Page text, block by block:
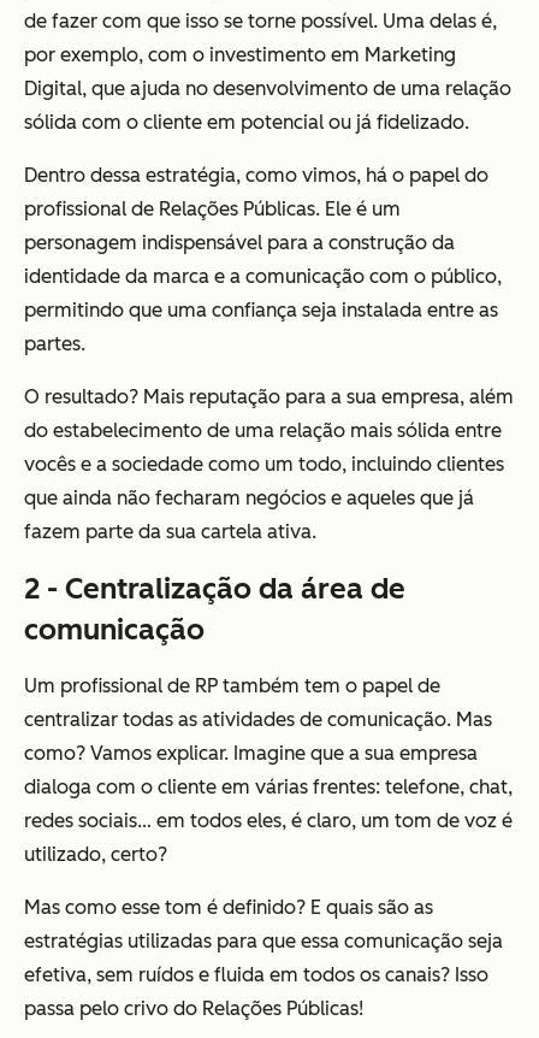
de fazer com que isso se torne possível. Uma delas é,
por exemplo, com o investimento em Marketing
Digital, que ajuda no desenvolvimento de uma relação
sólida com o cliente em potencial ou já fidelizado.
Dentro dessa estratégia, como vimos, há o papel do
profissional de Relações Públicas. Ele é um
personagem indispensável para a construção da
identidade da marca e a comunicação com o público,
permitindo que uma confiança seja instalada entre as
partes.
O resultado? Mais reputação para a sua empresa, além
do estabelecimento de uma relação mais sólida entre
vocês e a sociedade como um todo, incluindo clientes
que ainda não fecharam negócios e aqueles que já
fazem parte da sua cartela ativa.
2 - Centralização da área de
comunicação
Um profissional de RP também tem o papel de
centralizar todas as atividades de comunicação. Mas
como? Vamos explicar. Imagine que a sua empresa
dialoga com o cliente em várias frentes: telefone, chat,
redes sociais… em todos eles, é claro, um tom de voz é
utilizado, certo?
Mas como esse tom é definido? E quais são as
estratégias utilizadas para que essa comunicação seja
efetiva, sem ruídos e fluida em todos os canais? Isso
passa pelo crivo do Relações Públicas!